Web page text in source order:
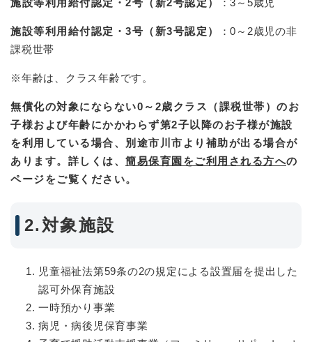
施設等利用給付認定・3号（新3号認定）
：0～2歳児の非
課税世帯
※年齢は、クラス年齢です。
無償化の対象にならない0～2歳クラス（課税世帯）のお
子様および年齢にかかわらず第2子以降のお子様が施設
を利用している場合、別途市川市より補助が出る場合が
あります。詳しくは、 簡易保育園をご利用される方への
ページをご覧ください。
2.対象施設
児童福祉法第59条の2の規定による設置届を提出した
認可外保育施設
一時預かり事業
病児・病後児保育事業